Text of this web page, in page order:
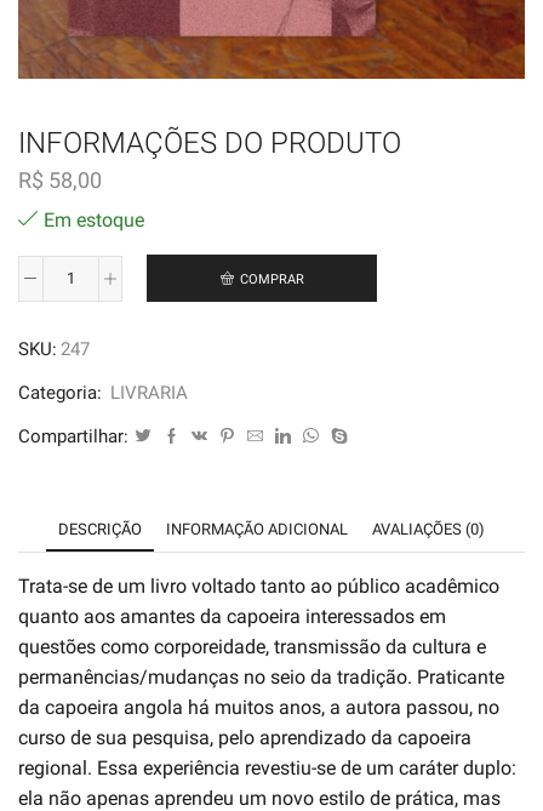
INFORMAÇÕES DO PRODUTO
R$ 58,00
Em estoque
da
Capoeira
Christine
Nicole
Zonzon
quantidade
COMPRAR
SKU: 247
Categoria: LIVRARIA
Compartilhar:
DESCRIÇÃO INFORMAÇÃO ADICIONAL AVALIAÇÕES (0)
Trata-se de um livro voltado tanto ao público acadêmico
quanto aos amantes da capoeira interessados em
questões como corporeidade, transmissão da cultura e
permanências/mudanças no seio da tradição. Praticante
da capoeira angola há muitos anos, a autora passou, no
curso de sua pesquisa, pelo aprendizado da capoeira
regional. Essa experiência revestiu-se de um caráter duplo:
ela não apenas aprendeu um novo estilo de prática, mas